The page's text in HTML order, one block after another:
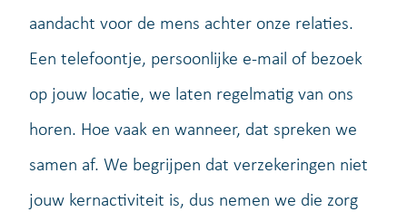
aandacht voor de mens achter onze relaties.
Een telefoontje, persoonlijke e-mail of bezoek
op jouw locatie, we laten regelmatig van ons
horen. Hoe vaak en wanneer, dat spreken we
samen af. We begrijpen dat verzekeringen niet
jouw kernactiviteit is, dus nemen we die zorg